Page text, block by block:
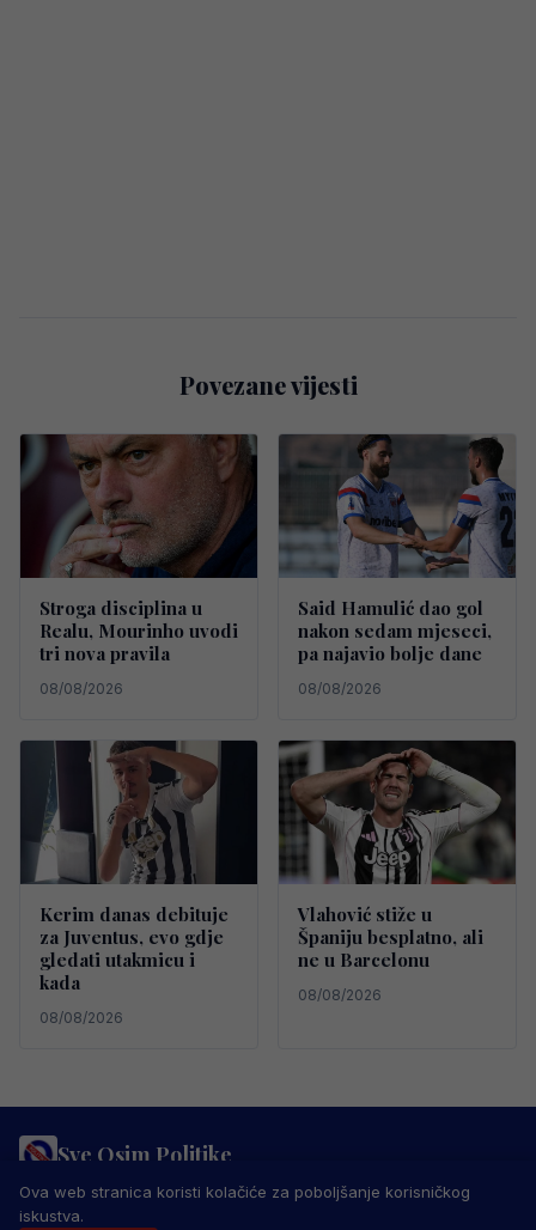
Povezane vijesti
Stroga disciplina u
Realu, Mourinho uvodi
tri nova pravila
08/08/2026
Said Hamulić dao gol
nakon sedam mjeseci,
pa najavio bolje dane
08/08/2026
Kerim danas debituje
za Juventus, evo gdje
gledati utakmicu i
kada
08/08/2026
Vlahović stiže u
Španiju besplatno, ali
ne u Barcelonu
08/08/2026
Sve Osim Politike
PRAVILA PRIVATNOSTI MARKETING
USLOVI KORIŠTENJA
IMPRESSUM
Ova web stranica koristi kolačiće za poboljšanje korisničkog
iskustva.